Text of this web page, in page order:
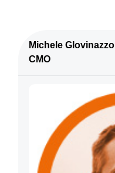
Michele GIovinazzo
CMO